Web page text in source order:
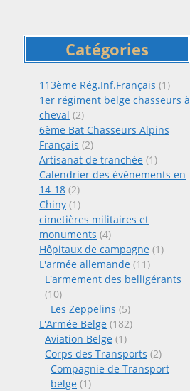
Catégories
113ème Rég.Inf.Français (1)
1er régiment belge chasseurs à
cheval (2)
6ème Bat Chasseurs Alpins
Français (2)
Artisanat de tranchée (1)
Calendrier des évènements en
14-18 (2)
Chiny (1)
cimetières militaires et
monuments (4)
Hôpitaux de campagne (1)
L'armée allemande (11)
L'armement des belligérants
(10)
Les Zeppelins (5)
L'Armée Belge (182)
Aviation Belge (1)
Corps des Transports (2)
Compagnie de Transport
belge (1)